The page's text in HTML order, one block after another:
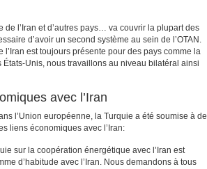
l’Iran et d’autres pays… va couvrir la plupart des
d’avoir un second système au sein de l’OTAN.
est toujours présente pour des pays comme la
Unis, nous travaillons au niveau bilatéral ainsi
avec l’Iran
l’Union européenne, la Turquie a été soumise à de
liens économiques avec l’Iran:
sur la coopération énergétique avec l’Iran est
d’habitude avec l’Iran. Nous demandons à tous